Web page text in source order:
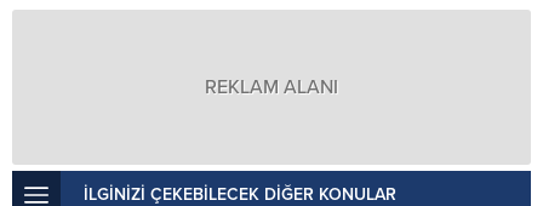
REKLAM ALANI
İLGİNİZİ ÇEKEBİLECEK DİĞER KONULAR